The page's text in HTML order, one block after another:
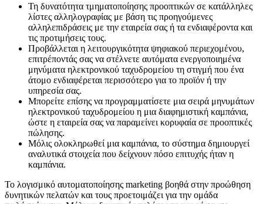
Τη δυνατότητα τμηματοποίησης προοπτικών σε κατάλληλες
λίστες αλληλογραφίας με βάση τις προηγούμενες
αλληλεπιδράσεις με την εταιρεία σας ή τα ενδιαφέροντα και
τις προτιμήσεις τους.
Προβάλλεται η λειτουργικότητα ψηφιακού περιεχομένου,
επιτρέποντάς σας να στέλνετε αυτόματα ενεργοποιημένα
μηνύματα ηλεκτρονικού ταχυδρομείου τη στιγμή που ένα
άτομο ενδιαφέρεται περισσότερο για το προϊόν ή την
υπηρεσία σας.
Μπορείτε επίσης να προγραμματίσετε μια σειρά μηνυμάτων
ηλεκτρονικού ταχυδρομείου η μια διαφημιστική καμπάνια,
ώστε η εταιρεία σας να παραμείνει κορυφαία σε προοπτικές
πώλησης.
Μόλις ολοκληρωθεί μια καμπάνια, το σύστημα δημιουργεί
αναλυτικά στοιχεία που δείχνουν πόσο επιτυχής ήταν η
καμπάνια.
Το λογισμικό αυτοματοποίησης marketing βοηθά στην προώθηση
δυνητικών πελατών και τους προετοιμάζει για την ομάδα